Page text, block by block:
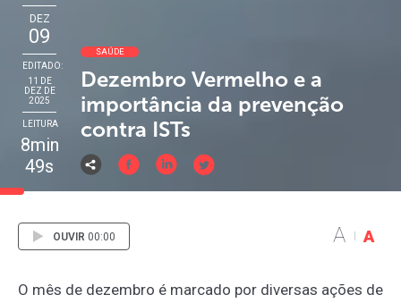
SAÚDE
Dezembro Vermelho e a
importância da prevenção
contra ISTs
DEZ
09
EDITADO:
11 DE
DEZ DE
2025
LEITURA
8min
49s
OUVIR 00:00 A A
O mês de dezembro é marcado por diversas ações de